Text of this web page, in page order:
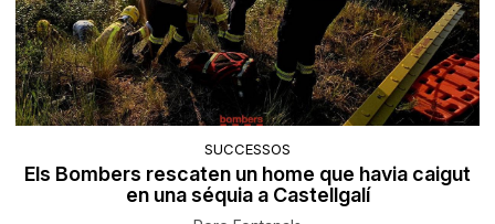
SUCCESSOS
Els Bombers rescaten un home que havia caigut
en una séquia a Castellgalí